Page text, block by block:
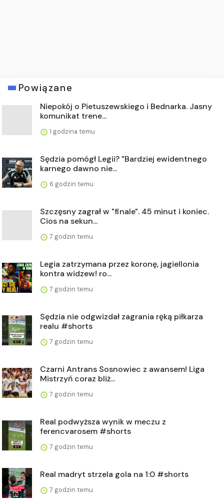
Powiązane
Niepokój o Pietuszewskiego i Bednarka. Jasny
komunikat trene...
1 godzina temu
Sędzia pomógł Legii? "Bardziej ewidentnego
karnego dawno nie...
6 godzin temu
Szczęsny zagrał w "finale". 45 minut i koniec.
Cios na sekun...
7 godzin temu
Legia zatrzymana przez koronę, jagiellonia
kontra widzew! ro...
7 godzin temu
Sędzia nie odgwizdał zagrania ręką piłkarza
realu #shorts
7 godzin temu
Czarni Antrans Sosnowiec z awansem! Liga
Mistrzyń coraz bliż...
7 godzin temu
Real podwyższa wynik w meczu z
ferencvarosem #shorts
7 godzin temu
Real madryt strzela gola na 1:0 #shorts
7 godzin temu